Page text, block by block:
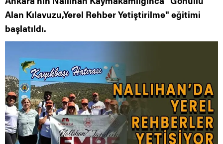
Alan Kılavuzu,Yerel Rehber Yetiştirilme" eğitimi
başlatıldı.